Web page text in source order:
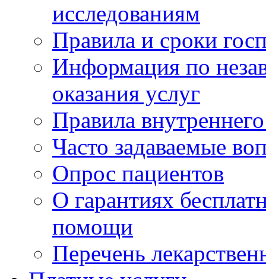
исследованиям
Правила и сроки
Информация по
оказания услуг
Правила
Часто задаваемые
Опрос пациентов
О гарантиях
помощи
Перечень